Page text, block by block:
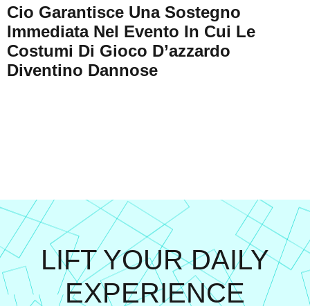
Cio Garantisce Una Sostegno
Immediata Nel Evento In Cui Le
Costumi Di Gioco D’azzardo
Diventino Dannose
LIFT YOUR DAILY
EXPERIENCE